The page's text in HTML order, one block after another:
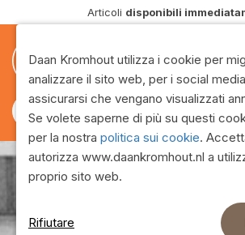
Articoli disponibili
Diventa
cliente
Daan Kromhout utilizza i cookie per
analizzare il sito web, per i social
assicurarsi che vengano visualizzati
Se volete saperne di più su questi
per la nostra politica sui cookie.
autorizza www.daankromhout.nl a
proprio sito web.
Rifiutare